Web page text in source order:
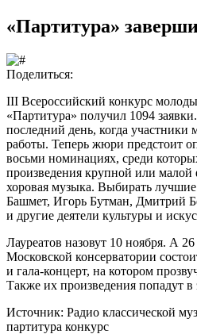
«Партитура»
Поделиться:
III Всероссийский конкурс
«Партитура» получил 1094
последний день, когда участники
работы. Теперь жюри предстоит
восьми номинациях, среди
произведения крупной или малой
хоровая музыка. Выбирать
Башмет, Игорь Бутман, Дмитрий
и другие деятели культуры и
Лауреатов назовут 10 ноября. А
Московской консерватории
и гала-концерт, на котором
Также их произведения попадут
Источник: Радио классической
партитура конкурс